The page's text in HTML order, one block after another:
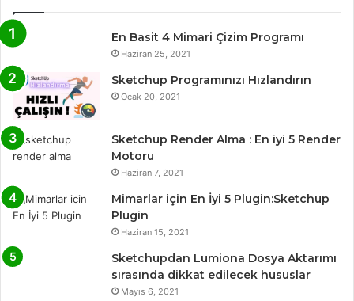
En Basit 4 Mimari Çizim Programı
Haziran 25, 2021
Sketchup Programınızı Hızlandırın
Ocak 20, 2021
Sketchup Render Alma : En iyi 5 Render
Motoru
Haziran 7, 2021
Mimarlar için En İyi 5 Plugin:Sketchup
Plugin
Haziran 15, 2021
Sketchupdan Lumiona Dosya Aktarımı
sırasında dikkat edilecek hususlar
Mayıs 6, 2021